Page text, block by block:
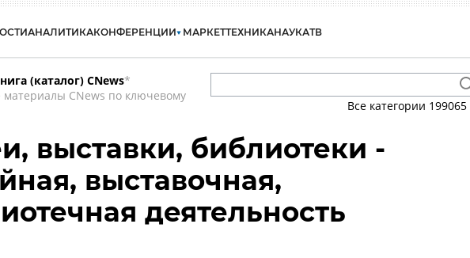
АНАЛИТИКАКОНФЕРЕНЦИИ МАРКЕТТЕХНИКАНАУКАТВ
(каталог) CNews*
материалы CNews по ключевому
Все категории 199065
выставки, библиотеки -
выставочная,
деятельность